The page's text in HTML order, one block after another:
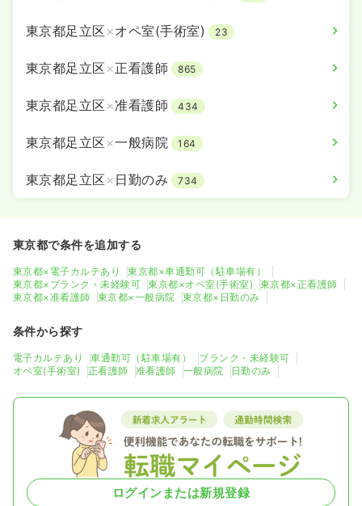
東京都足立区 ×オペ室(手術室) 23
東京都足立区 ×正看護師 865
東京都足立区 ×准看護師 434
東京都足立区 ×一般病院 164
東京都足立区 × 日勤のみ 734
東京都で条件を追加する
東京都×電子カルテあり
東京都×車通勤可（駐車場有）
東京都×ブランク・未経験可
東京都×オペ室(手術室)
東京都×正看護師
東京都×准看護師
東京都×一般病院 東京都×日勤のみ
条件から探す
電子カルテあり 車通勤可（駐車場有）
ブランク・未経験可
オペ室(手術室)
正看護師 准看護師 一般病院 日勤のみ
ログインまたは新規登録